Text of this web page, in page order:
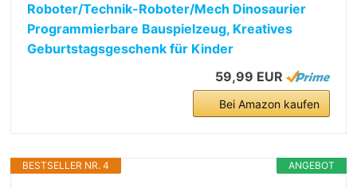
Roboter/Technik-Roboter/Mech Dinosaurier
Programmierbare Bauspielzeug, Kreatives
Geburtstagsgeschenk für Kinder
59,99 EUR
Bei Amazon kaufen
ANGEBOT
BESTSELLER NR. 4